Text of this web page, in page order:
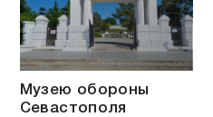
Музею обороны
Севастополя